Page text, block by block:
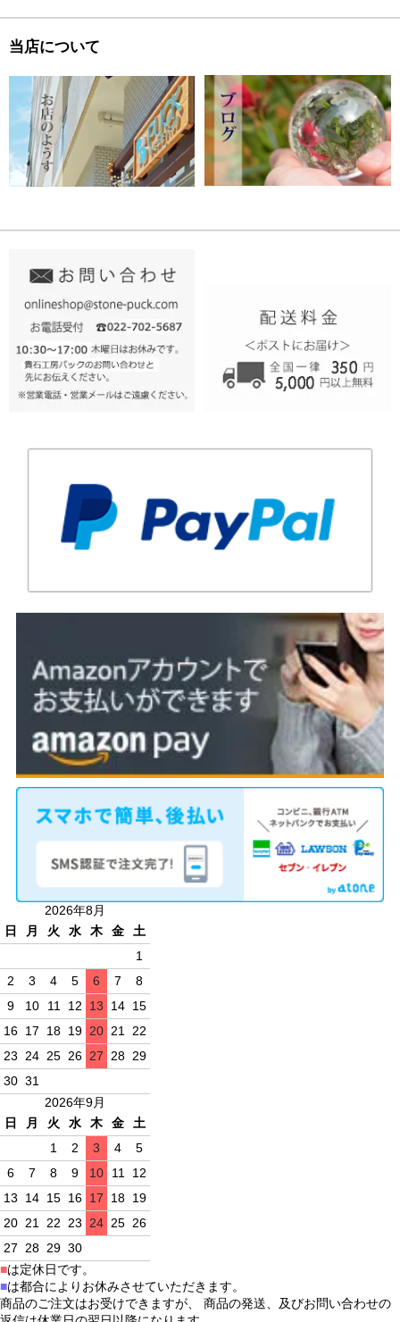
当店について
2026年8月
日
月 火 水 木 金
土
1
2
3 4 5 6 7
8
9
10 11 12 13 14 15
16 17 18 19 20 21 22
23 24 25 26 27 28 29
30 31
2026年9月
日
月 火 水 木 金
土
1
2 3 4
5
6
7 8 9 10 11 12
13
14 15 16 17 18 19
20 21 22 23 24 25 26
27 28 29 30
■は定休日です。
■は都合によりお休みさせていただきます。
商品のご注文はお受けできますが、 商品の発送、及びお問い合わせの